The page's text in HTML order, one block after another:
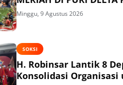
Minggu, 9 Agustus 2026
SOKSI
H. Robinsar Lantik 8
Konsolidasi